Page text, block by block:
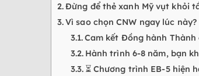
Đừng để thẻ xanh Mỹ vụt khỏi
Vì sao chọn CNW ngay lúc này?
Cam kết Đồng hành Thành
Hành trình 6-8 năm, bạn
⏳ Chương trình EB-5 hiện